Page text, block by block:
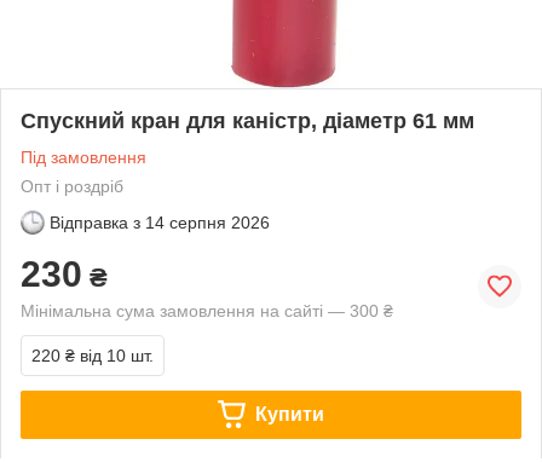
Спускний кран для каністр, діаметр 61 мм
Під замовлення
Опт і роздріб
Відправка з 14 серпня 2026
230 ₴
Мінімальна сума замовлення на сайті — 300 ₴
220 ₴ від 10 шт.
Купити